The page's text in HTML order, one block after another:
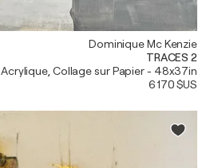
Dominique Mc Kenzie
TRACES 2
Acrylique, Collage sur Papier - 48x37in
6 170 $US